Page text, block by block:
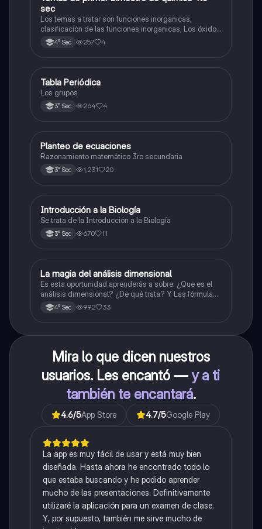
sec
Los temas a tratar son funciones inorganicas,
clasificación de las funciones inorganicas, Los óxidos
y los óxidos ácidos
4° Sec 257 4
Química
Tabla Periódica
Los grupos
3° Sec 264 4
Matemáticas
Planteo de ecuaciones
Razonamiento matemático 3ro secundaria
3° Sec 1,231 20
Biología
Introducción a la Biología
Se trata de la Introducción a la Biología
3° Sec 670 11
Física
La magia del análisis dimensional
Es esta oportunidad aprenderás a sobre: ¿Que es el
análisis dimensional? ¿De qué trata? Y Las fórmulas
de las magnitudes fundamentales y derivadas.
4° Sec 992 33
Mira lo que dicen nuestros
usuarios. Les encantó —y a ti
también te encantará.
4.6/5App Store 4.7/5Google Play
La app es muy fácil de usar y está muy bien
diseñada. Hasta ahora he encontrado todo lo
que estaba buscando y he podido aprender
mucho de las presentaciones. Definitivamente
utilizaré la aplicación para un examen de clase.
Y, por supuesto, también me sirve mucho de